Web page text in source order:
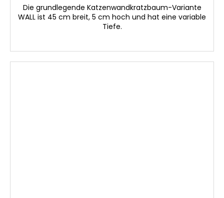
Die grundlegende Katzenwandkratzbaum-Variante
WALL ist 45 cm breit, 5 cm hoch und hat eine variable
Tiefe.